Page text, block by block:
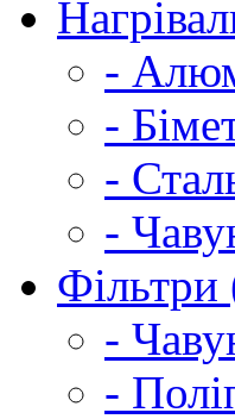
-
-
-
-
Фільтри
-
-